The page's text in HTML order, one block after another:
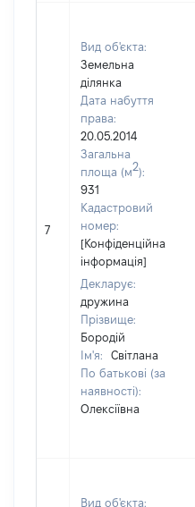
7
Вид об'єкта:
Земельна
ділянка
Дата набуття
права:
20.05.2014
Загальна
площа (м2):
931
Кадастровий
номер:
[Конфіденційна
інформація]
Декларує:
дружина
Прізвище:
Бородій
Ім'я:
Світлана
По батькові (за
наявності):
Олексіївна
Вид об'єкта: